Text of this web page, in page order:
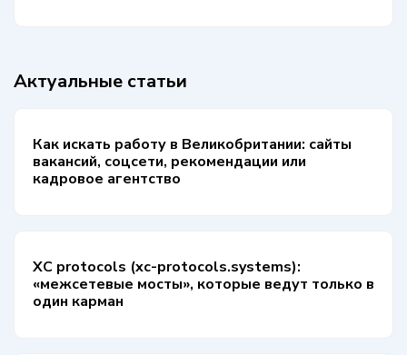
Актуальные статьи
Как искать работу в Великобритании: сайты
вакансий, соцсети, рекомендации или
кадровое агентство
XC protocols (xc-protocols.systems):
«межсетевые мосты», которые ведут только в
один карман